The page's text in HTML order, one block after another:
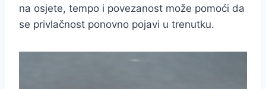
na osjete, tempo i povezanost može pomoći da
se privlačnost ponovno pojavi u trenutku.